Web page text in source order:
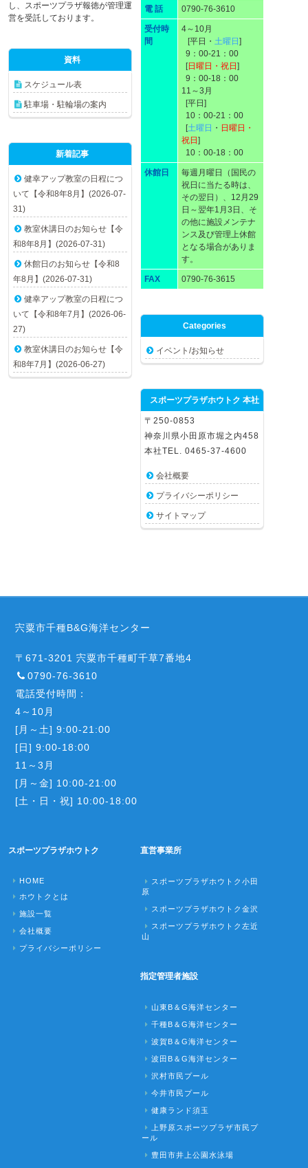
電 話 0790-76-3610
受付時
間
4～10月
[平日・ 土曜日 ]
9：00-21：00
[日曜日・祝日 ]
9：00-18：00
11～3月
[平日]
10：00-21：00
[土曜日 ・ 日曜日・
祝日 ]
10：00-18：00
休館日
毎週月曜日（国民の
祝日に当たる時は、
その翌日）、12月29
日～翌年1月3日、そ
の他に施設メンテナ
ンス及び管理上休館
となる場合がありま
す。
FAX 0790-76-3615
し、スポーツプラザ報徳が管理運
営を受託しております。
資料
スケジュール表
駐車場・駐輪場の案内
新着記事
健幸アップ教室の日程につ
いて【令和8年8月】(2026-07-
31)
教室休講日のお知らせ【令
和8年8月】(2026-07-31)
休館日のお知らせ【令和8
年8月】(2026-07-31)
健幸アップ教室の日程につ
いて【令和8年7月】(2026-06-
27)
教室休講日のお知らせ【令
和8年7月】(2026-06-27)
Categories
イベント/お知らせ
スポーツプラザホウトク 本社
〒250-0853
神奈川県小田原市堀之内458
本社TEL. 0465-37-4600
会社概要
プライバシーポリシー
サイトマップ
宍粟市千種B&G海洋センター
〒671-3201 宍粟市千種町千草7番地4
0790-76-3610
電話受付時間：
4～10月
[月～土] 9:00-21:00
[日] 9:00-18:00
11～3月
[月～金] 10:00-21:00
[土・日・祝] 10:00-18:00
スポーツプラザホウトク
HOME
ホウトクとは
施設一覧
会社概要
プライバシーポリシー
直営事業所
スポーツプラザホウトク小田
原
スポーツプラザホウトク金沢
スポーツプラザホウトク左近
山
指定管理者施設
山東B＆G海洋センター
千種B＆G海洋センター
波賀B＆G海洋センター
波田B＆G海洋センター
沢村市民プール
今井市民プール
健康ランド須玉
上野原スポーツプラザ市民プ
ール
豊田市井上公園水泳場